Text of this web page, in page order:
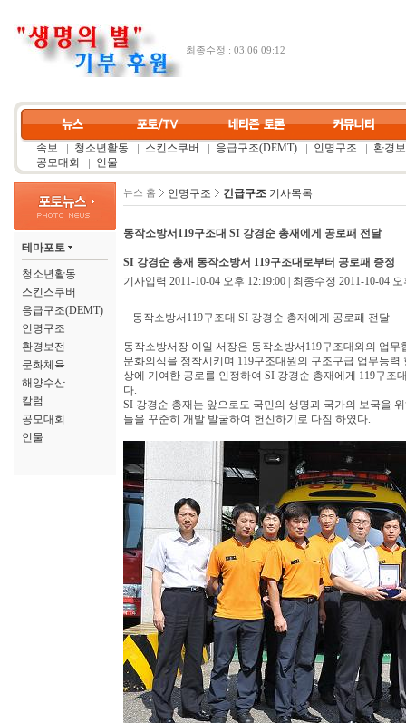
최종수정 : 03.06 09:12
속보 청소년활동 스킨스쿠버 응급구조(DEMT) 인명구조
환경
공모대회
인물
테마포토
청소년활동
스킨스쿠버
응급구조(DEMT)
인명구조
환경보전
문화체육
해양수산
칼럼
공모대회
인물
뉴스 홈 인명구조 긴급구조 기사목록
동작소방서119구조대 SI 강경순 총재에게 공로패 전달
SI 강경순 총재 동작소방서 119구조대로부터 공로패 증정
기사입력 2011-10-04 오후 12:19:00 | 최종수정 2011-10-04 오
동작소방서119구조대 SI 강경순 총재에게 공로패 전달
동작소방서장 이일 서장은 동작소방서119구조대와의 업
문화의식을 정착시키며 119구조대원의 구조구급 업무능
상에 기여한 공로를 인정하여 SI 강경순 총재에게 119구
다.
SI 강경순 총재는 앞으로도 국민의 생명과 국가의 보국을
들을 꾸준히 개발 발굴하여 헌신하기로 다짐 하였다.